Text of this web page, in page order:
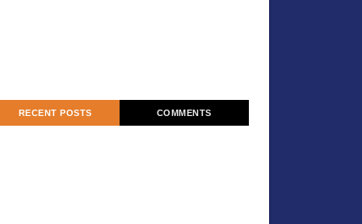
RECENT POSTS COMMENTS